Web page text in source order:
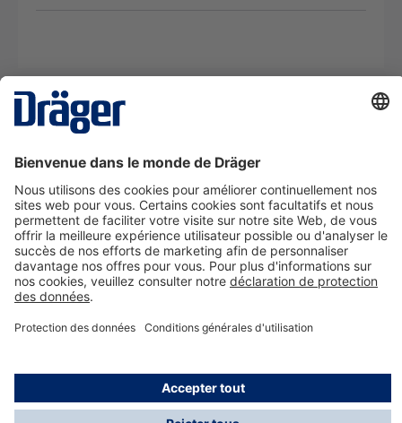
La technologie
Nous contacter
A propos de Dräger
Informations
*Les taxes et les frais d'expédition ne sont pas inclus